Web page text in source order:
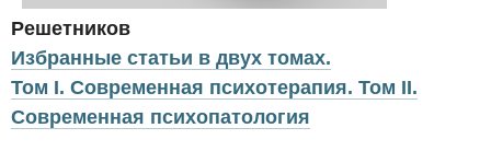
Решетников
Избранные статьи в двух томах.
Том I. Современная психотерапия. Том II.
Современная психопатология